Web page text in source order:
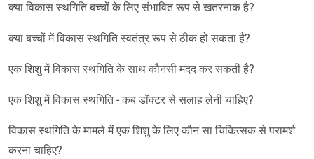
क्या विकास स्थगिति बच्चों के लिए संभावित रूप से खतरनाक है?
क्या बच्चों में विकास स्थगिति स्वतंत्र रूप से ठीक हो सकता है?
एक शिशु में विकास स्थगिति के साथ कौनसी मदद कर सकती है?
एक शिशु में विकास स्थगिति - कब डॉक्टर से सलाह लेनी चाहिए?
विकास स्थगिति के मामले में एक शिशु के लिए कौन सा चिकित्सक से परामर्श
करना चाहिए?